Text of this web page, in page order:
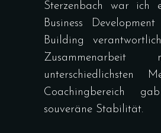
Sterzenbach war ich
Business
Building
unterschiedlichsten
Coachingbereich
souveräne Stabilität.